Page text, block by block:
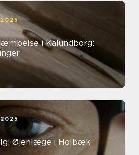
i Kalundborg:
Øjenlæge i Holbæk